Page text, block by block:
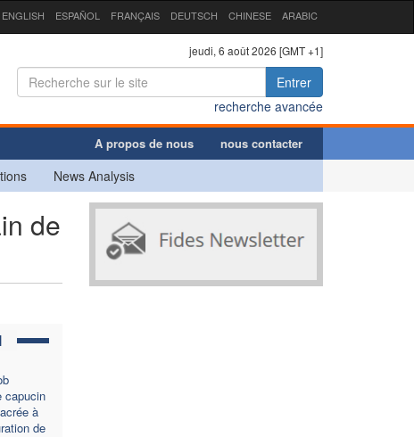
ENGLISH ESPAÑOL FRANÇAIS DEUTSCH CHINESE ARABIC
jeudi, 6 août 2026 [GMT +1]
Entrer
recherche avancée
A propos de nous nous contacter
News Analysis
de
capucin
à
de